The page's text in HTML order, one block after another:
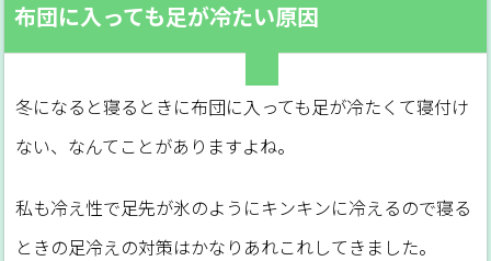
布団に入っても足が冷たい原因
冬になると寝るときに布団に入っても足が冷たくて寝付け
ない、なんてことがありますよね。
私も冷え性で足先が氷のようにキンキンに冷えるので寝る
ときの足冷えの対策はかなりあれこれしてきました。